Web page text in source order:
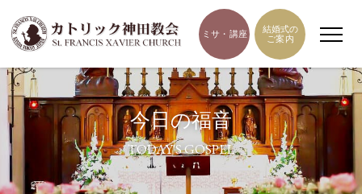
ミサ・講座
結婚式の
ご案内
今日の福音
TODAY'S GOSPEL